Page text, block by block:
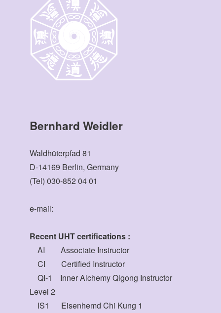
Bernhard Weidler
Waldhüterpfad 81
D-14169 Berlin, Germany
(Tel) 030-852 04 01
e-mail:
Recent UHT certifications :
AI Associate Instructor
CI Certified Instructor
QI-1 Inner Alchemy Qigong Instructor
Level 2
IS1 Eisenhemd Chi Kung 1